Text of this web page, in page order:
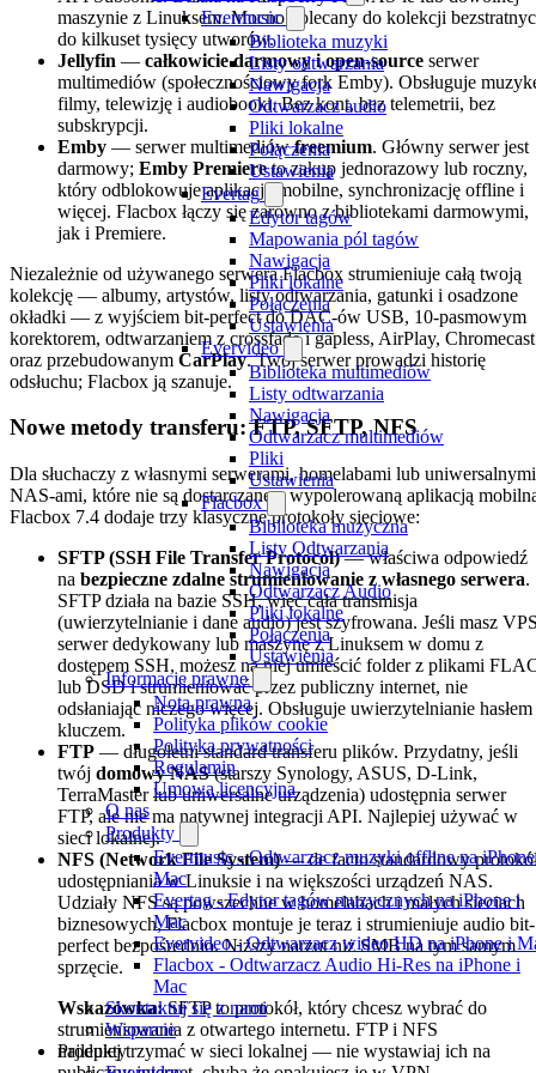
Evermusic
Biblioteka muzyki
Listy odtwarzania
Nawigacja
Odtwarzacz audio
Pliki lokalne
Połączenia
Ustawienia
Evertag
Edytor tagów
Mapowania pól tagów
Nawigacja
Pliki lokalne
Połączenia
Ustawienia
Evervideo
Biblioteka multimediów
Listy odtwarzania
Nawigacja
Odtwarzacz multimediów
Pliki
Ustawienia
Flacbox
Biblioteka muzyczna
Listy Odtwarzania
Nawigacja
Odtwarzacz Audio
Pliki lokalne
Połączenia
Ustawienia
Informacje prawne
Nota prawna
Polityka plików cookie
Polityka prywatności
Regulamin
Umowa licencyjna
O nas
Produkty
Evermusic - Odtwarzacz muzyki offline na
Mac
Evertag - Edytor tagów muzycznych na iPhone i
Mac
Evervideo - Odtwarzacz wideo HD na iPhone i
Flacbox - Odtwarzacz Audio Hi-Res na iPhone i
Mac
Skontaktuj się z nami
Wsparcie
Produkty
maszynie z Linuksem. Mocno polecany do kolekcji
do kilkuset tysięcy utworów.
Jellyfin — całkowicie darmowy i open-source serwer
multimediów (społecznościowy fork Emby). Obsługuje
filmy, telewizję i audiobooki. Bez kont, bez telemetrii, bez
subskrypcji.
Emby — serwer multimediówfreemium. Główny serwer jest
darmowy; Emby Premiereto zakup jednorazowy lub roczny,
który odblokowuje aplikacje mobilne, synchronizację offline i
więcej. Flacbox łączy się zarówno z bibliotekami darmowymi,
jak i Premiere.
Niezależnie od używanego serwera Flacbox strumieniuje całą twoją
kolekcję — albumy, artystów, listy odtwarzania, gatunki i osadzone
okładki — z wyjściem bit-perfect do DAC-ów USB, 10-pasmowym
korektorem, odtwarzaniem z crossfade i gapless, AirPlay, Chromecast
oraz przebudowanym CarPlay. Twój serwer prowadzi historię
odsłuchu; Flacbox ją szanuje.
Nowe metody transferu: FTP, SFTP, NFS
Dla słuchaczy z własnymi serwerami, homelabami lub uniwersalnymi
NAS-ami, które nie są dostarczane z wypolerowaną aplikacją
Flacbox 7.4 dodaje trzy klasyczne protokoły sieciowe:
SFTP (SSH File Transfer Protocol)— właściwa odpowiedź
na bezpieczne zdalne strumieniowanie z własnego serwera.
SFTP działa na bazie SSH, więc cała transmisja
(uwierzytelnianie i dane audio) jest szyfrowana. Jeśli masz
serwer dedykowany lub maszynę z Linuksem w domu z
dostępem SSH, możesz na niej umieścić folder z plikami
lub DSD i strumieniować przez publiczny internet, nie
odsłaniając niczego więcej. Obsługuje uwierzytelnianie
kluczem.
FTP — długoletni standard transferu plików. Przydatny, jeśli
twój domowy NAS(starszy Synology, ASUS, D-Link,
TerraMaster lub uniwersalne urządzenia) udostępnia serwer
FTP, ale nie ma natywnej integracji API. Najlepiej używać w
sieci lokalnej.
NFS (Network File System)— de facto standardowy
udostępniania w Linuksie i na większości urządzeń NAS.
Udziały NFS są powszechne w homelabach i małych sieciach
biznesowych; Flacbox montuje je teraz i strumieniuje audio bit-
perfect bezpośrednio. Niższy narzut niż SMB na tym samym
sprzęcie.
Wskazówka:SFTP to protokół, który chcesz wybrać do
strumieniowania z otwartego internetu. FTP i NFS
najlepiej trzymać w sieci lokalnej — nie wystawiaj ich na